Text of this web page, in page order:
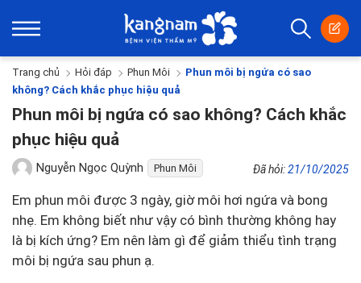
Trang chủ Hỏi đáp Phun Môi
Phun môi bị ngứa có sao
không? Cách khắc phục hiệu quả
Phun môi bị ngứa có sao không? Cách khắc
phục hiệu quả
Nguyễn Ngọc Quỳnh Phun Môi Đã hỏi:21/10/2025
Em phun môi được 3 ngày, giờ môi hơi ngứa và bong
nhẹ. Em không biết như vậy có bình thường không hay
là bị kích ứng? Em nên làm gì để giảm thiểu tình trạng
môi bị ngứa sau phun ạ.